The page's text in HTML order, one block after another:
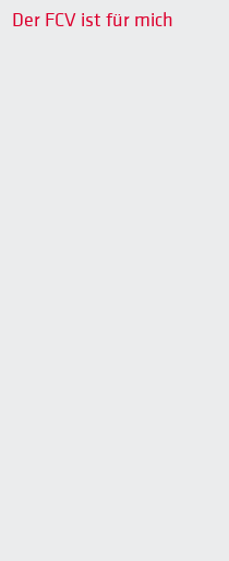
Der FCV ist für mich